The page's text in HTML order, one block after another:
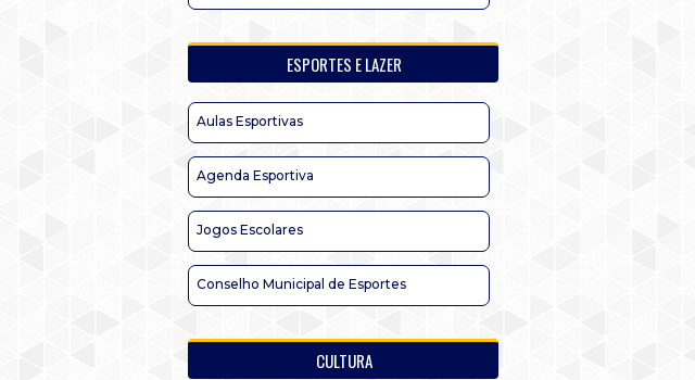
ESPORTES E LAZER
Aulas Esportivas
Agenda Esportiva
Jogos Escolares
Conselho Municipal de Esportes
CULTURA